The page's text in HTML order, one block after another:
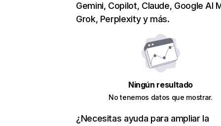
Gemini, Copilot, Claude, Google AI
Grok, Perplexity y más.
Ningún resultado
No tenemos datos que mostrar.
¿Necesitas ayuda para ampliar la